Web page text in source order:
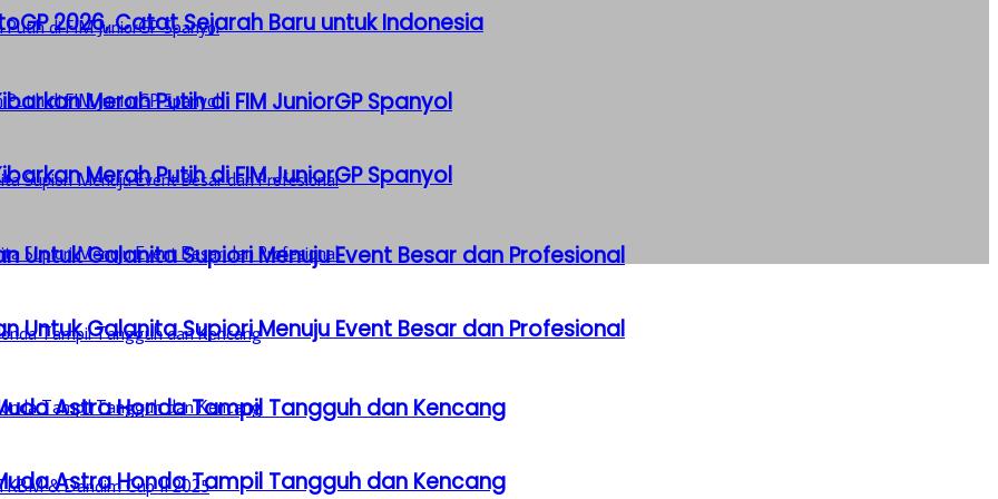
Merah Putih di FIM JuniorGP Spanyol
Untuk Galanita Supiori Menuju Event Besar dan Profesional
Astra Honda Tampil Tangguh dan Kencang
2026, Catat Sejarah Baru untuk Indonesia
Merah Putih di FIM JuniorGP Spanyol
Untuk Galanita Supiori Menuju Event Besar dan Profesional
Astra Honda Tampil Tangguh dan Kencang